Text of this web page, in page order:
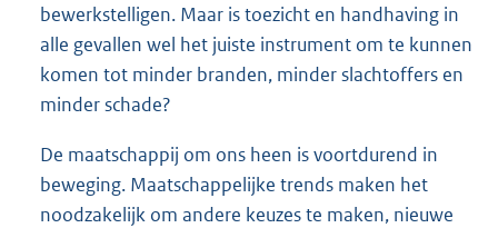
bewerkstelligen. Maar is toezicht en handhaving in
alle gevallen wel het juiste instrument om te kunnen
komen tot minder branden, minder slachtoffers en
minder schade?
De maatschappij om ons heen is voortdurend in
beweging. Maatschappelijke trends maken het
noodzakelijk om andere keuzes te maken, nieuwe